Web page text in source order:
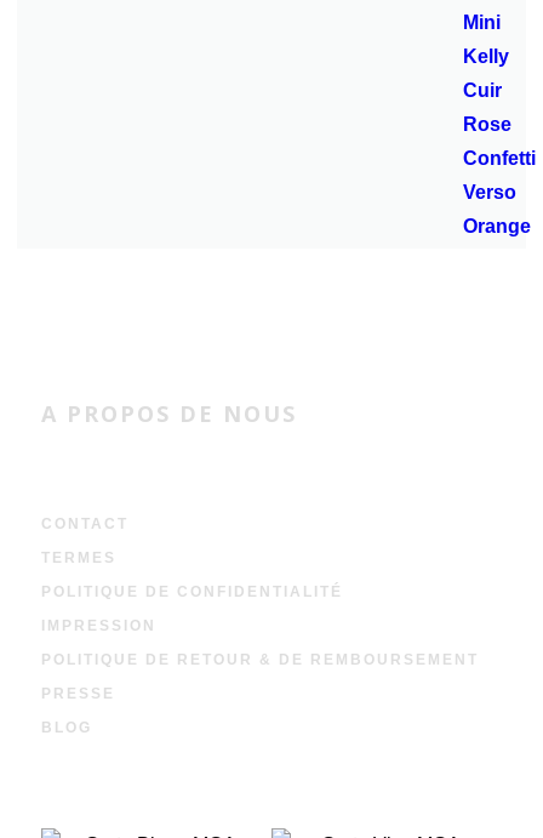
A PROPOS DE NOUS
CONTACT
TERMES
POLITIQUE DE CONFIDENTIALITÉ
IMPRESSION
POLITIQUE DE RETOUR & DE REMBOURSEMENT
PRESSE
BLOG